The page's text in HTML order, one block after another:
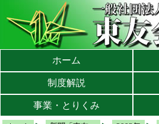
メインメニューへ
サブメニューへ
現在地ナビ（パンくずリスト）へ
ホーム
制度解説
事業・とりくみ